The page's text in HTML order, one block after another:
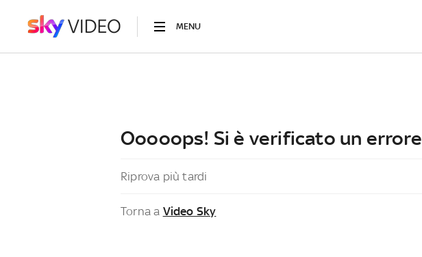
MENU
Ooooops! Si è verificato un errore
Riprova più tardi
Torna a Video Sky